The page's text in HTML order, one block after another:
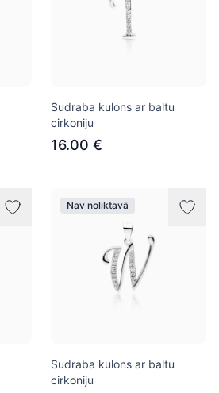
Sudraba kulons ar baltu
cirkoniju
16.00 €
Nav noliktavā
Sudraba kulons ar baltu
cirkoniju